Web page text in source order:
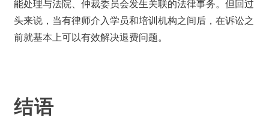
能处理与法院、仲裁委员会发生关联的法律事务。但回过
头来说，当有律师介入学员和培训机构之间后，在诉讼之
前就基本上可以有效解决退费问题。
结语